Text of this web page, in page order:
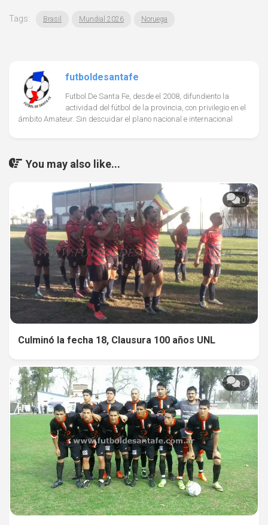
Tags: Brasil Mundial 2026 Noruega
futboldesantafe
Futbol De Santa Fe, desde el 2008, difundiento la
actividad del fútbol de la provincia, con privilegio en el
ámbito Amateur. Sin descuidar el plano nacional e internacional
You may also like...
0
Culminó la fecha 18, Clausura 100 años UNL
0